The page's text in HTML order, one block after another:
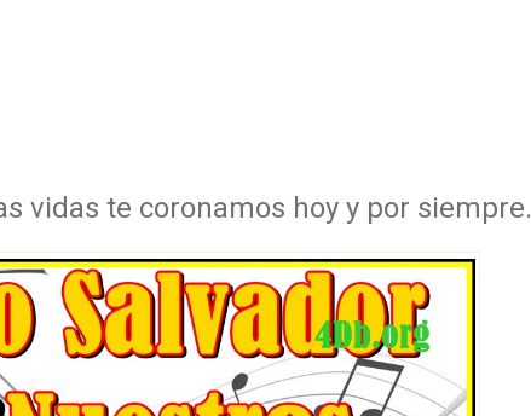
vidas te coronamos hoy y por siempre.